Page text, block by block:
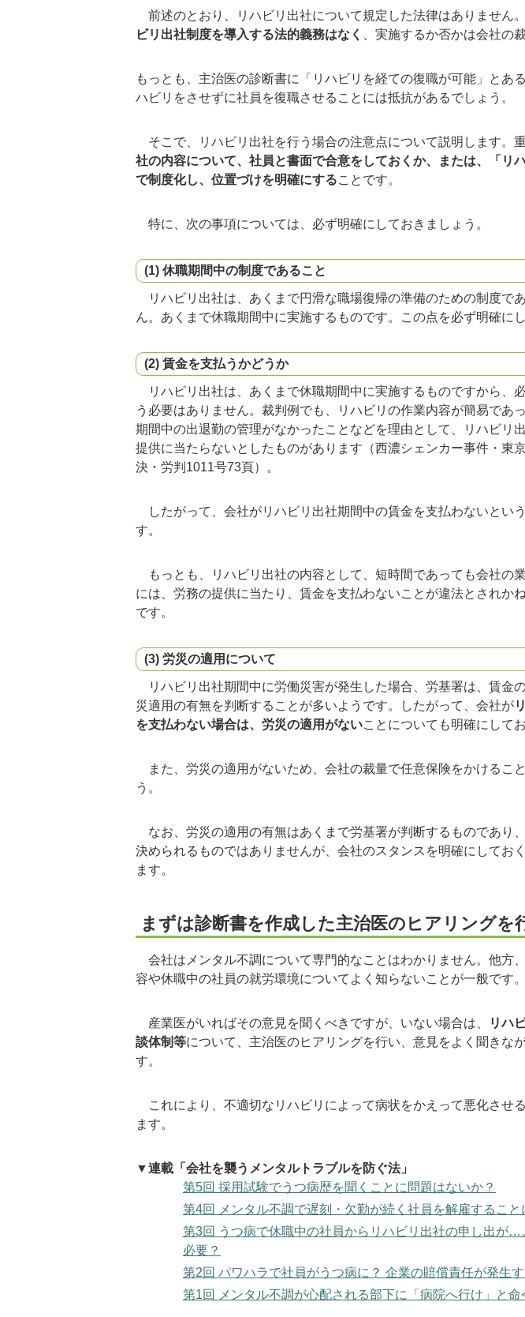
前述のとおり、リハビリ出社について規定した法律はありません。
ビリ出社制度を導入する法的義務はなく
、実施するか否かは会社の
もっとも、主治医の診断書に「リハビリを経ての復職が可能」とあ
ハビリをさせずに社員を復職させることには抵抗があるでしょう。
そこで、リハビリ出社を行う場合の注意点について説明します。重
社の内容について、社員と書面で合意をしておくか、または、「リ
で制度化し、位置づけを明確にすることです。
特に、次の事項については、必ず明確にしておきましょう。
(1) 休職期間中の制度であること
リハビリ出社は、あくまで円滑な職場復帰の準備のための制度で
ん。あくまで休職期間中に実施するものです。この点を必ず明確に
(2) 賃金を支払うかどうか
リハビリ出社は、あくまで休職期間中に実施するものですから、
う必要はありません。裁判例でも、リハビリの作業内容が簡易であ
期間中の出退勤の管理がなかったことなどを理由として、リハビリ
提供に当たらないとしたものがあります（西濃シェンカー事件・東
決・労判1011号73頁）。
したがって、会社がリハビリ出社期間中の賃金を支払わないとい
す。
もっとも、リハビリ出社の内容として、短時間であっても会社の
には、労務の提供に当たり、賃金を支払わないことが違法とされか
です。
(3) 労災の適用について
リハビリ出社期間中に労働災害が発生した場合、労基署は、賃金
災適用の有無を判断することが多いようです。したがって、会社が
を支払わない場合は、労災の適用がないことについても明確にして
また、労災の適用がないため、会社の裁量で任意保険をかけるこ
う。
なお、労災の適用の有無はあくまで労基署が判断するものであり
決められるものではありませんが、会社のスタンスを明確にしてお
ます。
まずは診断書を作成した主治医のヒアリングを
会社はメンタル不調について専門的なことはわかりません。他方
容や休職中の社員の就労環境についてよく知らないことが一般です。
産業医がいればその意見を聞くべきですが、いない場合は、
リハ
談体制等について、主治医のヒアリングを行い、意見をよく聞きな
す。
これにより、不適切なリハビリによって病状をかえって悪化させ
ます。
▼連載「会社を襲うメンタルトラブルを防ぐ法」
第5回 採用試験でうつ病歴を聞くことに問題はないか？
第4回 メンタル不調で遅刻・欠勤が続く社員を解雇すること
第3回 うつ病で休職中の社員からリハビリ出社の申し出が…
必要？
第2回 パワハラで社員がうつ病に？ 企業の賠償責任が発生
第1回 メンタル不調が心配される部下に「病院へ行け」と命